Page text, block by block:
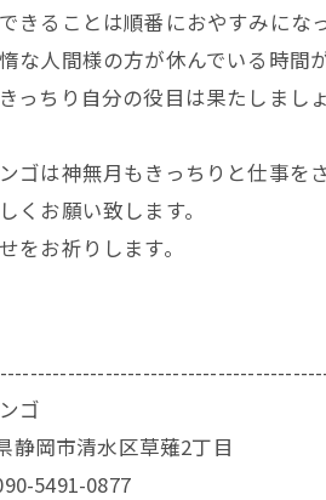
きることは順番におやすみに
な人間様の方が休んでいる時間
っちり自分の役目は果たしまし
ゴは神無月もきっちりと仕事を
くお願い致します。
をお祈りします。
ゴ
静岡市清水区草薙2丁目
5491-0877